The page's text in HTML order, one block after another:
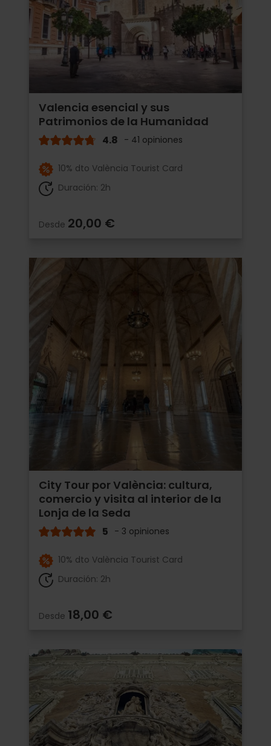
Valencia esencial y sus
Patrimonios de la Humanidad
4.8 - 41 opiniones
10% dto València Tourist Card
Duración: 2h
Desde 20,00 €
City Tour por València: cultura,
comercio y visita al interior de la
Lonja de la Seda
5 - 3 opiniones
10% dto València Tourist Card
Duración: 2h
Desde 18,00 €